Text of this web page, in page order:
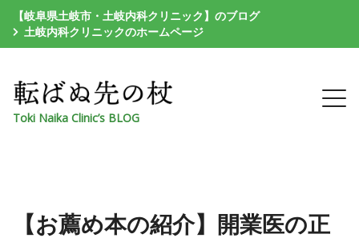
【岐阜県土岐市・土岐内科クリニック】のブログ
土岐内科クリニックのホームページ
Toki Naika Clinic’s BLOG
【お薦め本の紹介】開業医の正